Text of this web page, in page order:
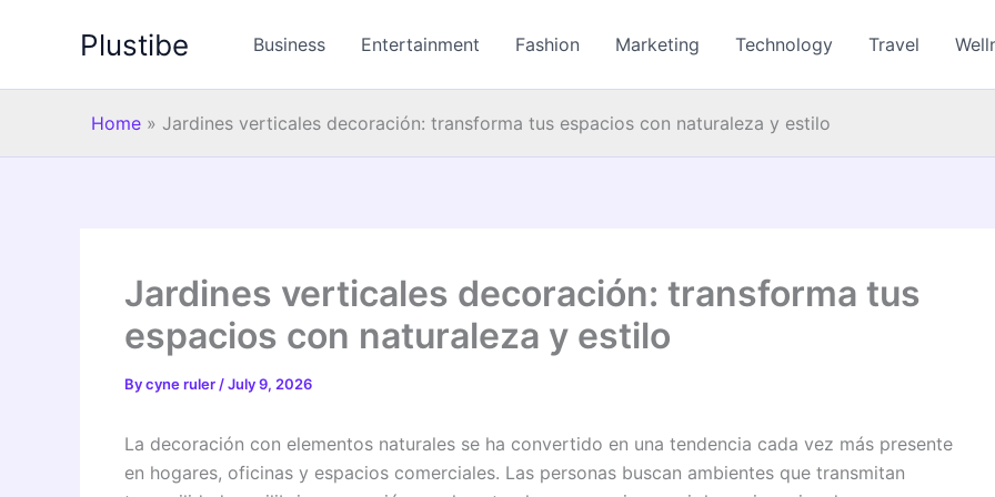
Plustibe Business Entertainment Fashion Marketing Technology Travel
Home » Jardines verticales decoración: transforma tus espacios con naturaleza y estilo
Jardines verticales decoración: transforma tus
espacios con naturaleza y estilo
Bycyne ruler /July 9, 2026
La decoración con elementos naturales se ha convertido en una tendencia cada vez más presente
en hogares, oficinas y espacios comerciales. Las personas buscan ambientes que transmitan